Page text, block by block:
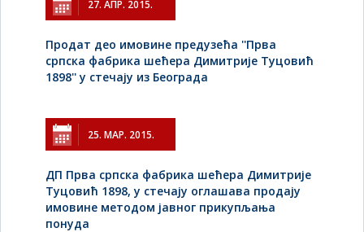
27. АПР. 2015.
Продат део имовине предузећа ''Прва
српска фабрика шећера Димитрије Туцовић
1898'' у стечају из Београда
25. МАР. 2015.
ДП Прва српска фабрика шећера Димитрије
Туцовић 1898, у стечају оглашава продају
имовине методом јавног прикупљања
понуда